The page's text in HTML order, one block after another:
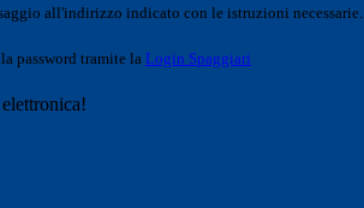
all'indirizzo indicato con le istruzioni necessarie.
password tramite la Login Spaggiari